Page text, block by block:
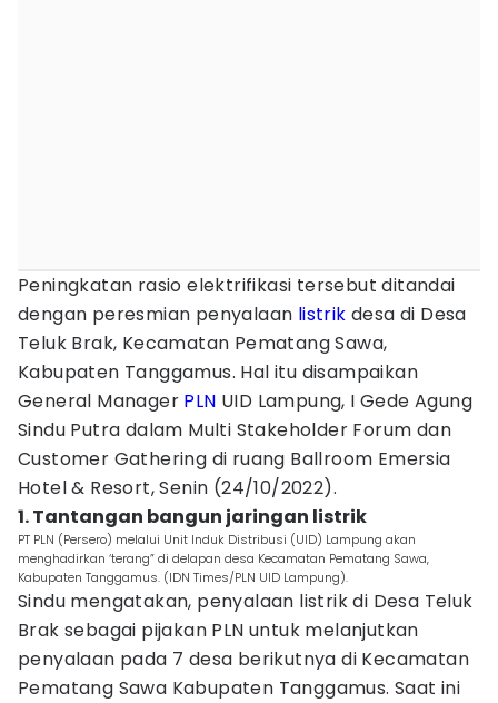
Peningkatan rasio elektrifikasi tersebut ditandai
dengan peresmian penyalaan listrik desa di Desa
Teluk Brak, Kecamatan Pematang Sawa,
Kabupaten Tanggamus. Hal itu disampaikan
General Manager PLN UID Lampung, I Gede Agung
Sindu Putra dalam Multi Stakeholder Forum dan
Customer Gathering di ruang Ballroom Emersia
Hotel & Resort, Senin (24/10/2022).
1. Tantangan bangun jaringan listrik
PT PLN (Persero) melalui Unit Induk Distribusi (UID) Lampung akan
menghadirkan ‘terang” di delapan desa Kecamatan Pematang Sawa,
Kabupaten Tanggamus. (IDN Times/PLN UID Lampung).
Sindu mengatakan, penyalaan listrik di Desa Teluk
Brak sebagai pijakan PLN untuk melanjutkan
penyalaan pada 7 desa berikutnya di Kecamatan
Pematang Sawa Kabupaten Tanggamus. Saat ini